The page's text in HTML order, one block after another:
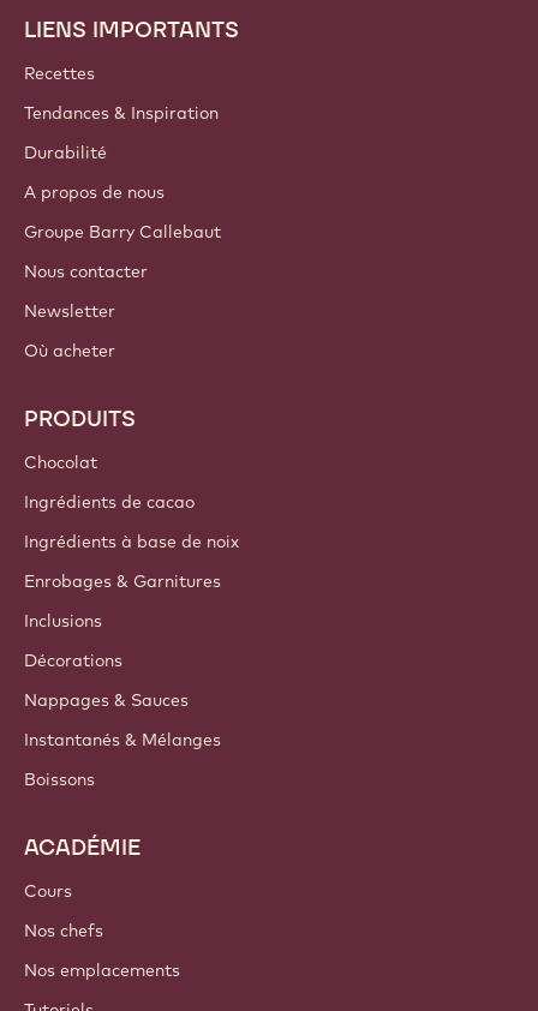
Footer
Callebaut
LIENS IMPORTANTS
Recettes
Tendances & Inspiration
Durabilité
A propos de nous
Groupe Barry Callebaut
Nous contacter
Newsletter
Où acheter
PRODUITS
Chocolat
Ingrédients de cacao
Ingrédients à base de noix
Enrobages & Garnitures
Inclusions
Décorations
Nappages & Sauces
Instantanés & Mélanges
Boissons
ACADÉMIE
Cours
Nos chefs
Nos emplacements